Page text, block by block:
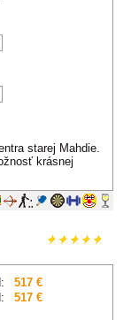
starej Mahdie.
krásnej
517 €
517 €